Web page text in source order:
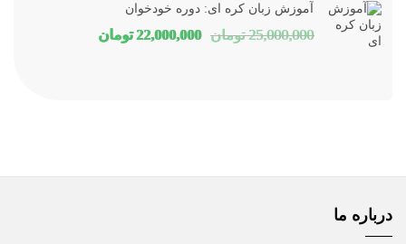
بود.
آموزش زبان کره ای: دوره خودخوان
25,000,000 تومان قیمت
22,000,000 تومانقیمت
درباره ما